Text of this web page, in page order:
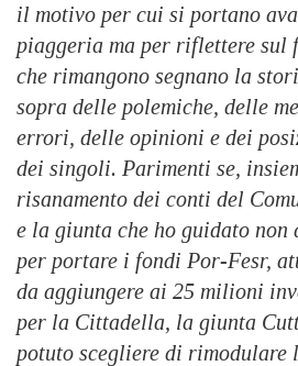
il motivo per cui si portano
piaggeria ma per riflettere sul
che rimangono segnano la
sopra delle polemiche, delle
errori, delle opinioni e dei
dei singoli. Parimenti se,
risanamento dei conti del
e la giunta che ho guidato non
per portare i fondi Por-Fesr,
da aggiungere ai 25 milioni
per la Cittadella, la giunta
potuto scegliere di rimodulare